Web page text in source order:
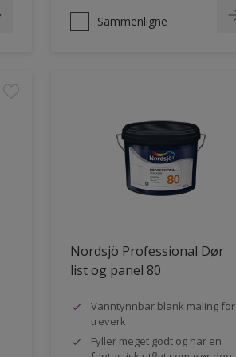
Sammenligne
Nordsjö Professional Dør
list og panel 80
Vanntynnbar blank maling for
treverk
Fyller meget godt og har en